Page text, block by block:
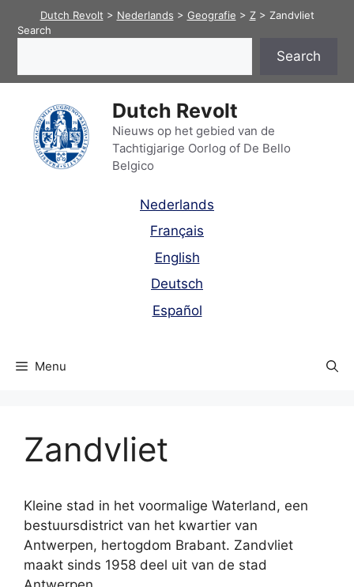
Dutch Revolt > Nederlands > Geografie > Z> Zandvliet
Search
Search
Dutch Revolt
Nieuws op het gebied van de
Tachtigjarige Oorlog of De Bello
Belgico
Nederlands
Français
English
Deutsch
Español
Menu
Zandvliet
Kleine stad in het voormalige Waterland, een
bestuursdistrict van het kwartier van
Antwerpen, hertogdom Brabant. Zandvliet
maakt sinds 1958 deel uit van de stad